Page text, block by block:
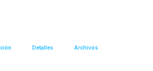
Detalles Archivos